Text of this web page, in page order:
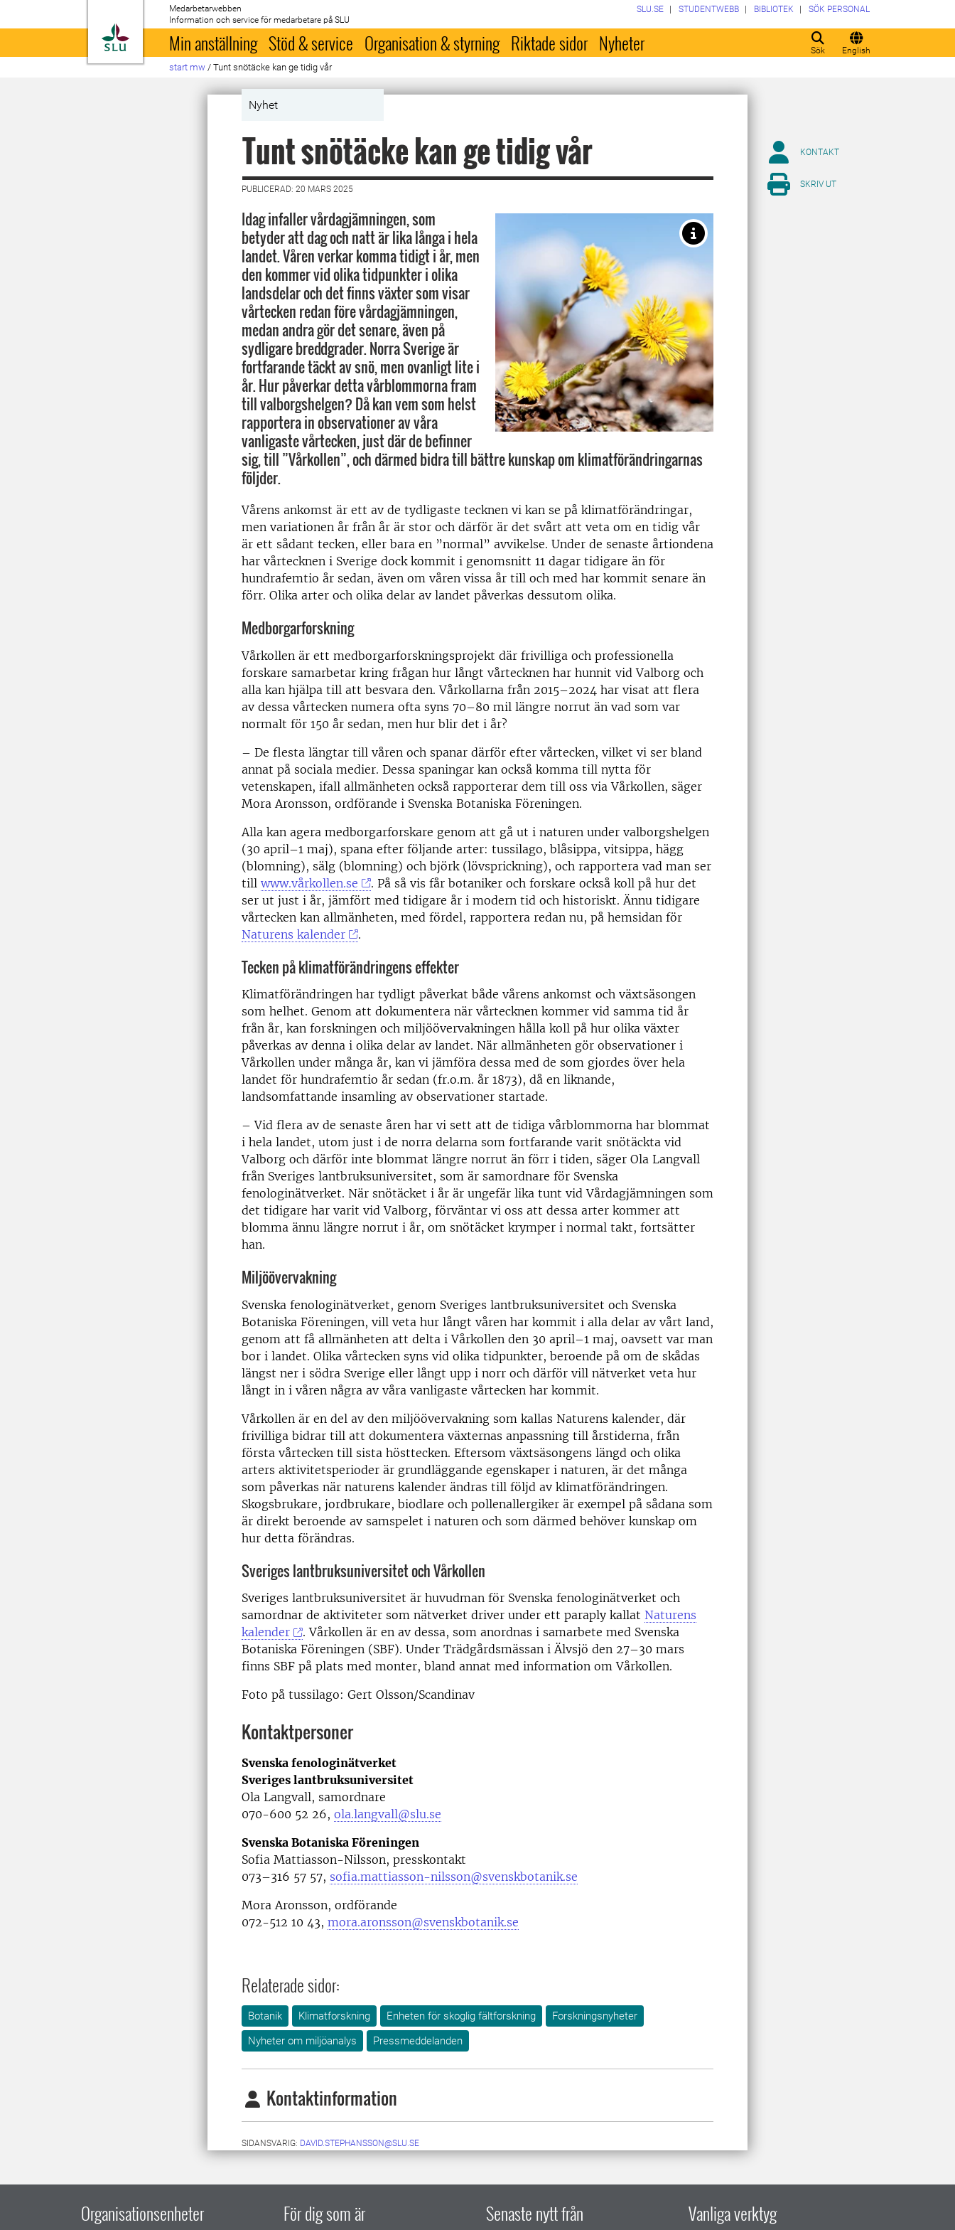
Till startsida
Medarbetarwebben
Information och service för medarbetare på SLU
Sök English
SLU.SE STUDENTWEBB BIBLIOTEK SÖK PERSONAL
Min anställning Stöd & service Organisation & styrning Riktade sidor Nyheter
start mw / Tunt snötäcke kan ge tidig vår
Nyhet
Tunt snötäcke kan ge tidig vår
PUBLICERAD: 20 MARS 2025
Idag infaller vårdagjämningen, som
betyder att dag och natt är lika långa i hela
landet. Våren verkar komma tidigt i år, men
den kommer vid olika tidpunkter i olika
landsdelar och det finns växter som visar
vårtecken redan före vårdagjämningen,
medan andra gör det senare, även på
sydligare breddgrader. Norra Sverige är
fortfarande täckt av snö, men ovanligt lite i
år. Hur påverkar detta vårblommorna fram
till valborgshelgen? Då kan vem som helst
rapportera in observationer av våra
vanligaste vårtecken, just där de befinner
sig, till ”Vårkollen”, och därmed bidra till bättre kunskap om klimatförändringarnas
följder.
Vårens ankomst är ett av de tydligaste tecknen vi kan se på klimatförändringar,
men variationen år från år är stor och därför är det svårt att veta om en tidig vår
är ett sådant tecken, eller bara en ”normal” avvikelse. Under de senaste årtiondena
har vårtecknen i Sverige dock kommit i genomsnitt 11 dagar tidigare än för
hundrafemtio år sedan, även om våren vissa år till och med har kommit senare än
förr. Olika arter och olika delar av landet påverkas dessutom olika.
Medborgarforskning
Vårkollen är ett medborgarforskningsprojekt där frivilliga och professionella
forskare samarbetar kring frågan hur långt vårtecknen har hunnit vid Valborg och
alla kan hjälpa till att besvara den. Vårkollarna från 2015–2024 har visat att flera
av dessa vårtecken numera ofta syns 70–80 mil längre norrut än vad som var
normalt för 150 år sedan, men hur blir det i år?
– De flesta längtar till våren och spanar därför efter vårtecken, vilket vi ser bland
annat på sociala medier. Dessa spaningar kan också komma till nytta för
vetenskapen, ifall allmänheten också rapporterar dem till oss via Vårkollen, säger
Mora Aronsson, ordförande i Svenska Botaniska Föreningen.
Alla kan agera medborgarforskare genom att gå ut i naturen under valborgshelgen
(30 april–1 maj), spana efter följande arter: tussilago, blåsippa, vitsippa, hägg
(blomning), sälg (blomning) och björk (lövsprickning), och rapportera vad man ser
till www.vårkollen.se
. På så vis får botaniker och forskare också koll på hur det
ser ut just i år, jämfört med tidigare år i modern tid och historiskt. Ännu tidigare
vårtecken kan allmänheten, med fördel, rapportera redan nu, på hemsidan för
Naturens kalender
.
Tecken på klimatförändringens effekter
Klimatförändringen har tydligt påverkat både vårens ankomst och växtsäsongen
som helhet. Genom att dokumentera när vårtecknen kommer vid samma tid år
från år, kan forskningen och miljöövervakningen hålla koll på hur olika växter
påverkas av denna i olika delar av landet. När allmänheten gör observationer i
Vårkollen under många år, kan vi jämföra dessa med de som gjordes över hela
landet för hundrafemtio år sedan (fr.o.m. år 1873), då en liknande,
landsomfattande insamling av observationer startade.
– Vid flera av de senaste åren har vi sett att de tidiga vårblommorna har blommat
i hela landet, utom just i de norra delarna som fortfarande varit snötäckta vid
Valborg och därför inte blommat längre norrut än förr i tiden, säger Ola Langvall
från Sveriges lantbruksuniversitet, som är samordnare för Svenska
fenologinätverket. När snötäcket i år är ungefär lika tunt vid Vårdagjämningen som
det tidigare har varit vid Valborg, förväntar vi oss att dessa arter kommer att
blomma ännu längre norrut i år, om snötäcket krymper i normal takt, fortsätter
han.
Miljöövervakning
Svenska fenologinätverket, genom Sveriges lantbruksuniversitet och Svenska
Botaniska Föreningen, vill veta hur långt våren har kommit i alla delar av vårt land,
genom att få allmänheten att delta i Vårkollen den 30 april–1 maj, oavsett var man
bor i landet. Olika vårtecken syns vid olika tidpunkter, beroende på om de skådas
längst ner i södra Sverige eller långt upp i norr och därför vill nätverket veta hur
långt in i våren några av våra vanligaste vårtecken har kommit.
Vårkollen är en del av den miljöövervakning som kallas Naturens kalender, där
frivilliga bidrar till att dokumentera växternas anpassning till årstiderna, från
första vårtecken till sista hösttecken. Eftersom växtsäsongens längd och olika
arters aktivitetsperioder är grundläggande egenskaper i naturen, är det många
som påverkas när naturens kalender ändras till följd av klimatförändringen.
Skogsbrukare, jordbrukare, biodlare och pollenallergiker är exempel på sådana som
är direkt beroende av samspelet i naturen och som därmed behöver kunskap om
hur detta förändras.
Sveriges lantbruksuniversitet och Vårkollen
Sveriges lantbruksuniversitet är huvudman för Svenska fenologinätverket och
samordnar de aktiviteter som nätverket driver under ett paraply kallat Naturens
kalender
. Vårkollen är en av dessa, som anordnas i samarbete med Svenska
Botaniska Föreningen (SBF). Under Trädgårdsmässan i Älvsjö den 27–30 mars
finns SBF på plats med monter, bland annat med information om Vårkollen.
Foto på tussilago: Gert Olsson/Scandinav
Kontaktpersoner
Svenska fenologinätverket
Sveriges lantbruksuniversitet
Ola Langvall, samordnare
070-600 52 26, ola.langvall@slu.se
Svenska Botaniska Föreningen
Sofia Mattiasson-Nilsson, presskontakt
073–316 57 57, sofia.mattiasson-nilsson@svenskbotanik.se
Mora Aronsson, ordförande
072-512 10 43, mora.aronsson@svenskbotanik.se
Relaterade sidor:
Botanik Klimatforskning Enheten för skoglig fältforskning
Forskningsnyheter
Nyheter om miljöanalys
Pressmeddelanden
Kontaktinformation
SIDANSVARIG: DAVID.STEPHANSSON@SLU.SE
KONTAKT
SKRIV UT
Organisationsenheter För dig som är Senaste nytt från Vanliga verktyg